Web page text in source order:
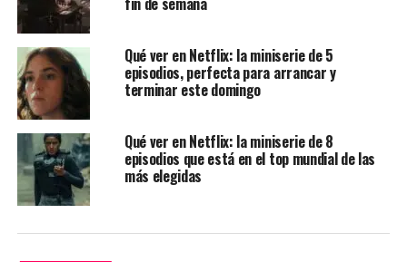
Qué ver en Netflix: la miniserie de 5
episodios, perfecta para arrancar y
terminar este domingo
Qué ver en Netflix: la miniserie de 8
episodios que está en el top mundial de las
más elegidas